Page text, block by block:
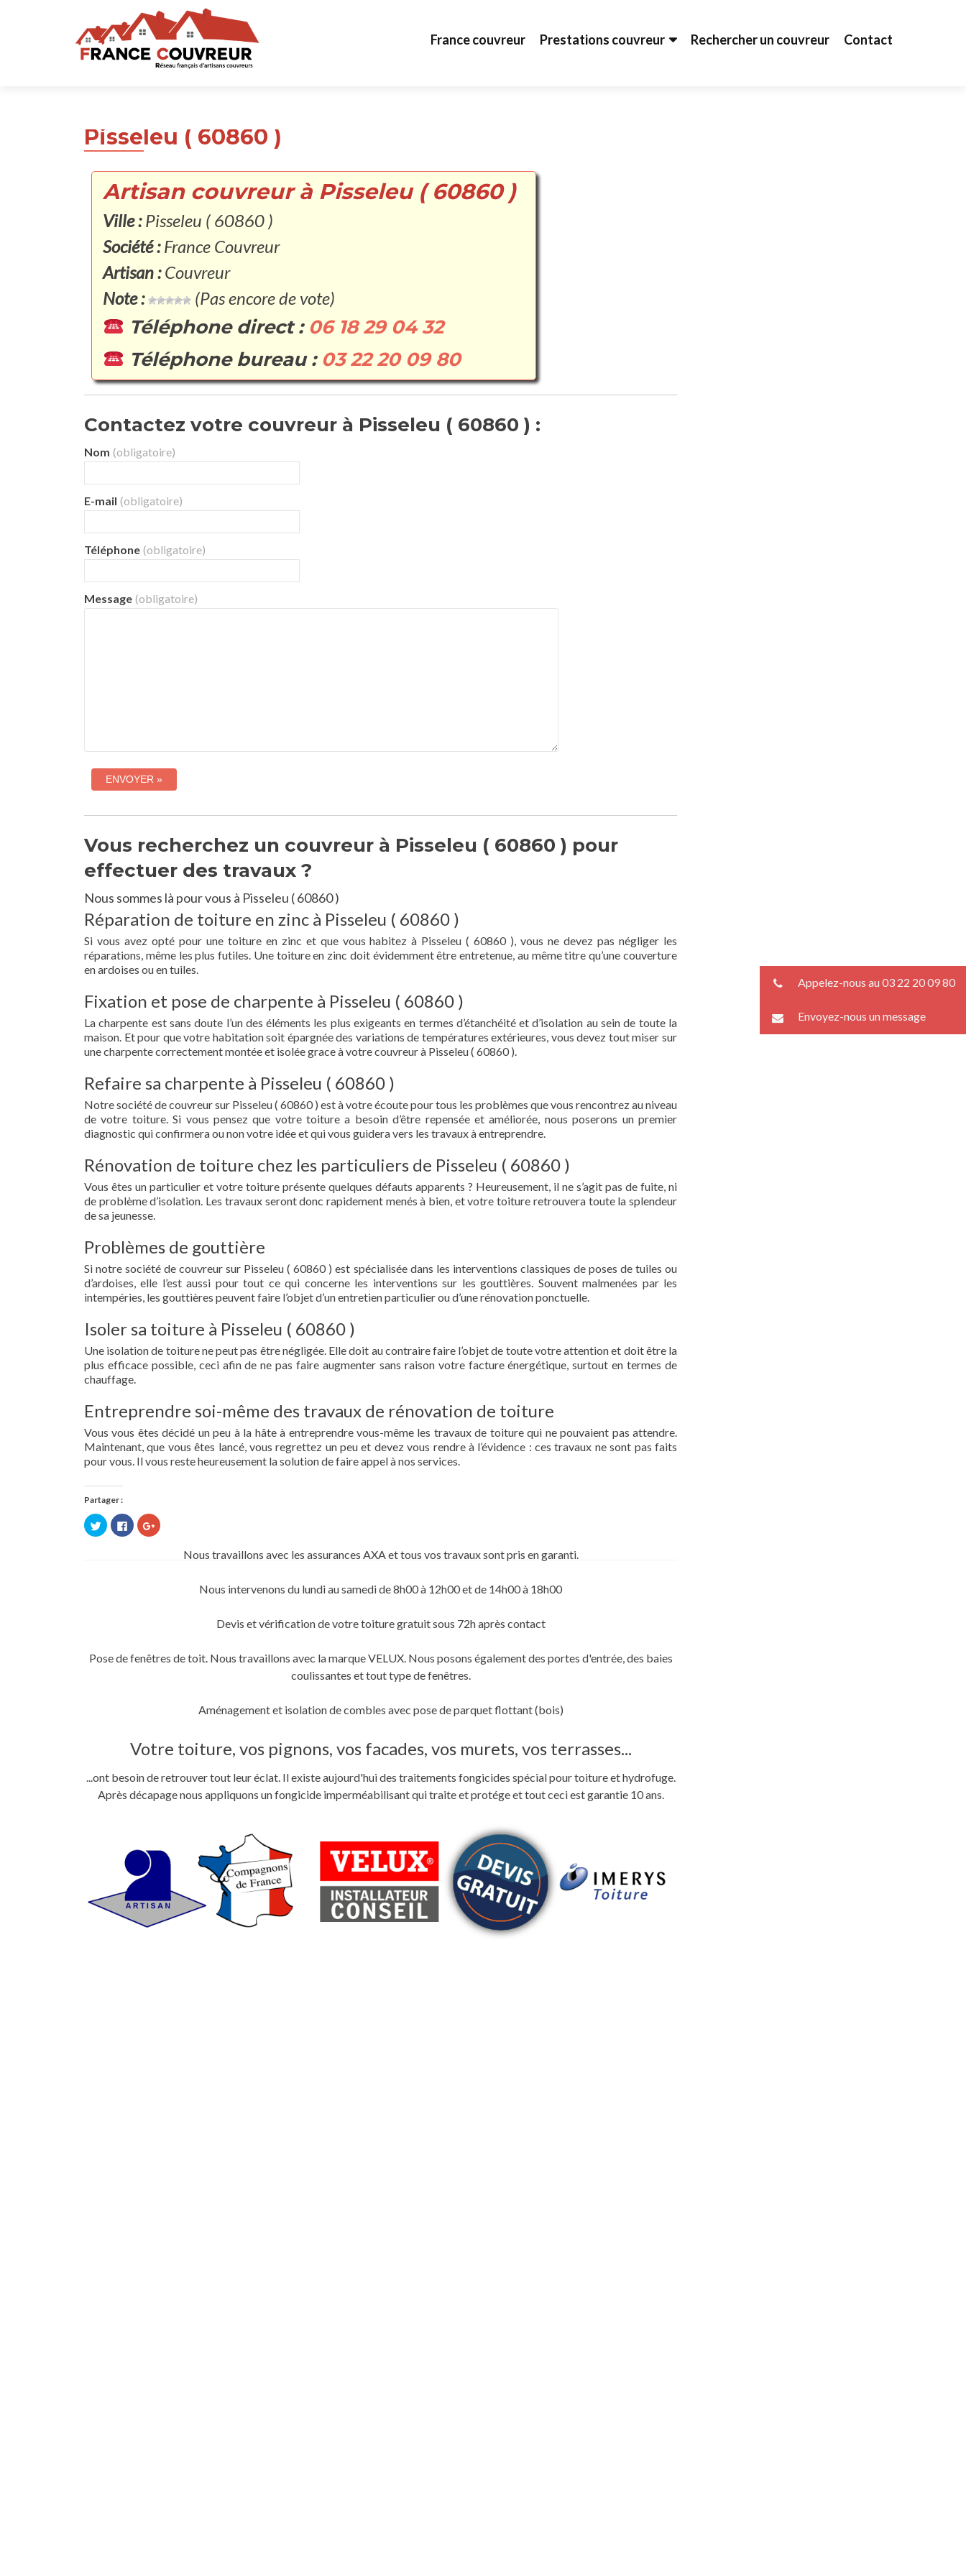
France couvreur Prestations couvreur Rechercher un couvreur Contact
Pisseleu ( 60860 )
Artisan couvreur à Pisseleu ( 60860 )
Ville :Pisseleu ( 60860 )
Société :France Couvreur
Artisan :Couvreur
Note :
(Pas encore de vote)
Téléphone direct : 06 18 29 04 32
Téléphone bureau : 03 22 20 09 80
Contactez votre couvreur à Pisseleu ( 60860 ) :
Nom (obligatoire)
E-mail (obligatoire)
Téléphone (obligatoire)
Message (obligatoire)
Vous recherchez un couvreur à Pisseleu ( 60860 ) pour
effectuer des travaux ?
Nous sommes là pour vous à Pisseleu ( 60860 )
Réparation de toiture en zinc à Pisseleu ( 60860 )
Si vous avez opté pour une toiture en zinc et que vous habitez à Pisseleu ( 60860 ), vous ne devez pas négliger les
réparations, même les plus futiles. Une toiture en zinc doit évidemment être entretenue, au même titre qu’une couverture
en ardoises ou en tuiles.
Fixation et pose de charpente à Pisseleu ( 60860 )
La charpente est sans doute l’un des éléments les plus exigeants en termes d’étanchéité et d’isolation au sein de toute la
maison. Et pour que votre habitation soit épargnée des variations de températures extérieures, vous devez tout miser sur
une charpente correctement montée et isolée grace à votre couvreur à Pisseleu ( 60860 ).
Refaire sa charpente à Pisseleu ( 60860 )
Notre société de couvreur sur Pisseleu ( 60860 ) est à votre écoute pour tous les problèmes que vous rencontrez au niveau
de votre toiture. Si vous pensez que votre toiture a besoin d’être repensée et améliorée, nous poserons un premier
diagnostic qui confirmera ou non votre idée et qui vous guidera vers les travaux à entreprendre.
Rénovation de toiture chez les particuliers de Pisseleu ( 60860 )
Vous êtes un particulier et votre toiture présente quelques défauts apparents ? Heureusement, il ne s’agit pas de fuite, ni
de problème d’isolation. Les travaux seront donc rapidement menés à bien, et votre toiture retrouvera toute la splendeur
de sa jeunesse.
Problèmes de gouttière
Si notre société de couvreur sur Pisseleu ( 60860 ) est spécialisée dans les interventions classiques de poses de tuiles ou
d’ardoises, elle l’est aussi pour tout ce qui concerne les interventions sur les gouttières. Souvent malmenées par les
intempéries, les gouttières peuvent faire l’objet d’un entretien particulier ou d’une rénovation ponctuelle.
Isoler sa toiture à Pisseleu ( 60860 )
Une isolation de toiture ne peut pas être négligée. Elle doit au contraire faire l’objet de toute votre attention et doit être la
plus efficace possible, ceci afin de ne pas faire augmenter sans raison votre facture énergétique, surtout en termes de
chauffage.
Entreprendre soi-même des travaux de rénovation de toiture
Vous vous êtes décidé un peu à la hâte à entreprendre vous-même les travaux de toiture qui ne pouvaient pas attendre.
Maintenant, que vous êtes lancé, vous regrettez un peu et devez vous rendre à l’évidence : ces travaux ne sont pas faits
pour vous. Il vous reste heureusement la solution de faire appel à nos services.
Partager :
Cliquez
pour
partager
Cliquez
pour
partager
Facebook(ouvre
Cliquez
pour
Google+Nous travaillons avec les assurances AXA et tous vos travaux sont pris en garanti.
Nous intervenons du lundi au samedi de 8h00 à 12h00 et de 14h00 à 18h00
Devis et vérification de votre toiture gratuit sous 72h après contact
Pose de fenêtres de toit. Nous travaillons avec la marque VELUX. Nous posons également des portes d'entrée, des baies
coulissantes et tout type de fenêtres.
Aménagement et isolation de combles avec pose de parquet flottant (bois)
Votre toiture, vos pignons, vos facades, vos murets, vos terrasses...
...ont besoin de retrouver tout leur éclat. Il existe aujourd'hui des traitements fongicides spécial pour toiture et hydrofuge.
Après décapage nous appliquons un fongicide imperméabilisant qui traite et protége et tout ceci est garantie 10 ans.
Appelez-nous au 03 22 20 09 80
Envoyez-nous un message